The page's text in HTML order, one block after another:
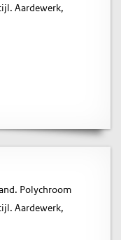
Aardewerk,
Polychroom
Aardewerk,